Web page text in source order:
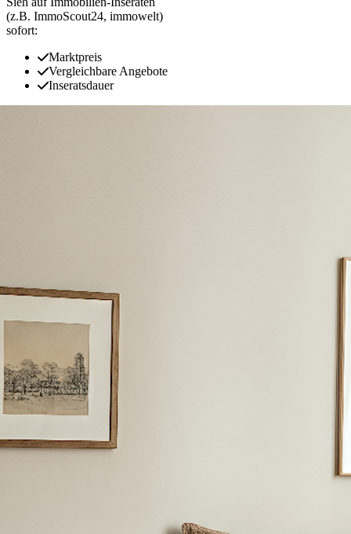
(z.B. ImmoScout24, immowelt)
sofort:
Marktpreis
Vergleichbare Angebote
Inseratsdauer